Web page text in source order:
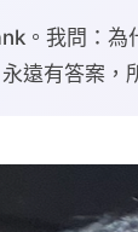
。我問：為
遠有答案，